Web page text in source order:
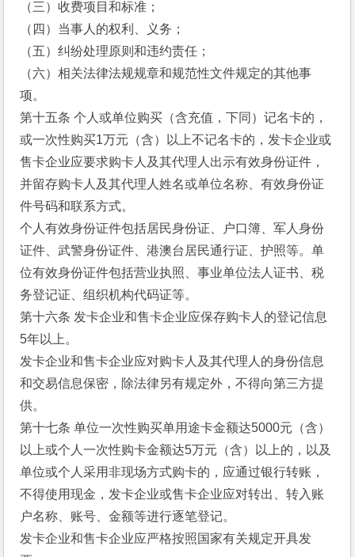
（三）收费项目和标准；
（四）当事人的权利、义务；
（五）纠纷处理原则和违约责任；
（六）相关法律法规规章和规范性文件规定的其他事
项。
第十五条 个人或单位购买（含充值，下同）记名卡的，
或一次性购买1万元（含）以上不记名卡的，发卡企业或
售卡企业应要求购卡人及其代理人出示有效身份证件，
并留存购卡人及其代理人姓名或单位名称、有效身份证
件号码和联系方式。
个人有效身份证件包括居民身份证、户口簿、军人身份
证件、武警身份证件、港澳台居民通行证、护照等。单
位有效身份证件包括营业执照、事业单位法人证书、税
务登记证、组织机构代码证等。
第十六条 发卡企业和售卡企业应保存购卡人的登记信息
5年以上。
发卡企业和售卡企业应对购卡人及其代理人的身份信息
和交易信息保密，除法律另有规定外，不得向第三方提
供。
第十七条 单位一次性购买单用途卡金额达5000元（含）
以上或个人一次性购卡金额达5万元（含）以上的，以及
单位或个人采用非现场方式购卡的，应通过银行转账，
不得使用现金，发卡企业或售卡企业应对转出、转入账
户名称、账号、金额等进行逐笔登记。
发卡企业和售卡企业应严格按照国家有关规定开具发